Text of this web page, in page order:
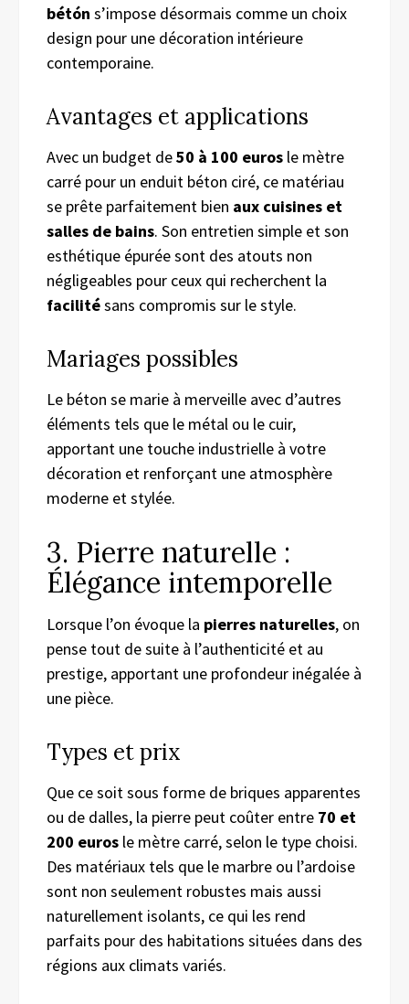
bétón s’impose désormais comme un choix
design pour une décoration intérieure
contemporaine.
Avantages et applications
Avec un budget de50 à 100 euros le mètre
carré pour un enduit béton ciré, ce matériau
se prête parfaitement bien aux cuisines et
salles de bains. Son entretien simple et son
esthétique épurée sont des atouts non
négligeables pour ceux qui recherchent la
facilitésans compromis sur le style.
Mariages possibles
Le béton se marie à merveille avec d’autres
éléments tels que le métal ou le cuir,
apportant une touche industrielle à votre
décoration et renforçant une atmosphère
moderne et stylée.
3. Pierre naturelle :
Élégance intemporelle
Lorsque l’on évoque la pierres naturelles, on
pense tout de suite à l’authenticité et au
prestige, apportant une profondeur inégalée à
une pièce.
Types et prix
Que ce soit sous forme de briques apparentes
ou de dalles, la pierre peut coûter entre 70 et
200 euros le mètre carré, selon le type choisi.
Des matériaux tels que le marbre ou l’ardoise
sont non seulement robustes mais aussi
naturellement isolants, ce qui les rend
parfaits pour des habitations situées dans des
régions aux climats variés.